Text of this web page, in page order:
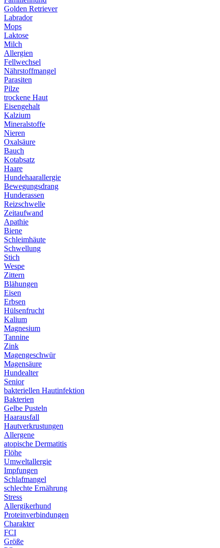
Golden Retriever
Labrador
Mops
Laktose
Milch
Allergien
Fellwechsel
Nährstoffmangel
Parasiten
Pilze
trockene Haut
Eisengehalt
Kalzium
Mineralstoffe
Nieren
Oxalsäure
Bauch
Kotabsatz
Haare
Hundehaarallergie
Bewegungsdrang
Hunderassen
Reizschwelle
Zeitaufwand
Apathie
Biene
Schleimhäute
Schwellung
Stich
Wespe
Zittern
Blähungen
Eisen
Erbsen
Hülsenfrucht
Kalium
Magnesium
Tannine
Zink
Magengeschwür
Magensäure
Hundealter
Senior
bakteriellen Hautinfektion
Bakterien
Gelbe Pusteln
Haarausfall
Hautverkrustungen
Allergene
atopische Dermatitis
Flöhe
Umweltallergie
Impfungen
Schlafmangel
schlechte Ernährung
Stress
Allergikerhund
Proteinverbindungen
Charakter
FCI
Größe